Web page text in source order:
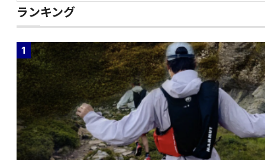
ランキング
1